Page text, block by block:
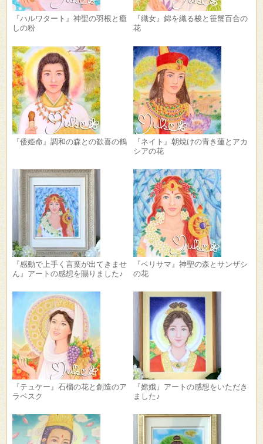
『ハルワタート』神聖の羽根と癒
しの粉
『織女』錦を織る梭と笹蟹百合の
花
『倭姫命』調和の森との歓喜の鶴
『ネイト』朝焼けの青き蓮とアカ
シアの花
『感動で上手く言葉が出てきませ
ん』アートの感想を賜りました♪
『ベリサマ』神聖の森とサンザシ
の花
『テュケー』石榴の花と創造のア
ラベスク
『嫦娥』アートの感想をいただき
ました♪